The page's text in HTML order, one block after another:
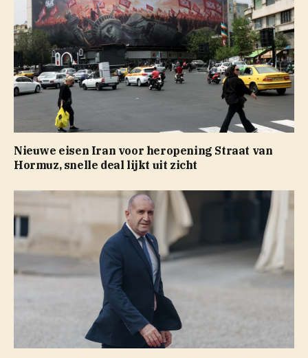
Nieuwe eisen Iran voor heropening Straat van
Hormuz, snelle deal lijkt uit zicht